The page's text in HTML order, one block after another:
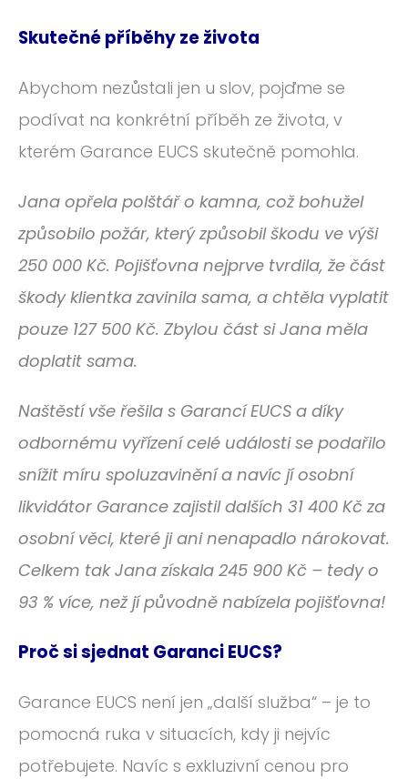
Skutečné příběhy ze života
Abychom nezůstali jen u slov, pojďme se
podívat na konkrétní příběh ze života, v
kterém Garance EUCS skutečně pomohla.
Jana opřela polštář o kamna, což bohužel
způsobilo požár, který způsobil škodu ve výši
250 000 Kč. Pojišťovna nejprve tvrdila, že část
škody klientka zavinila sama, a chtěla vyplatit
pouze 127 500 Kč. Zbylou část si Jana měla
doplatit sama.
Naštěstí vše řešila s Garancí EUCS a díky
odbornému vyřízení celé události se podařilo
snížit míru spoluzavinění a navíc jí osobní
likvidátor Garance zajistil dalších 31 400 Kč za
osobní věci, které ji ani nenapadlo nárokovat.
Celkem tak Jana získala 245 900 Kč – tedy o
93 % více, než jí původně nabízela pojišťovna!
Proč si sjednat Garanci EUCS?
Garance EUCS není jen „další služba“ – je to
pomocná ruka v situacích, kdy ji nejvíc
potřebujete. Navíc s exkluzivní cenou pro